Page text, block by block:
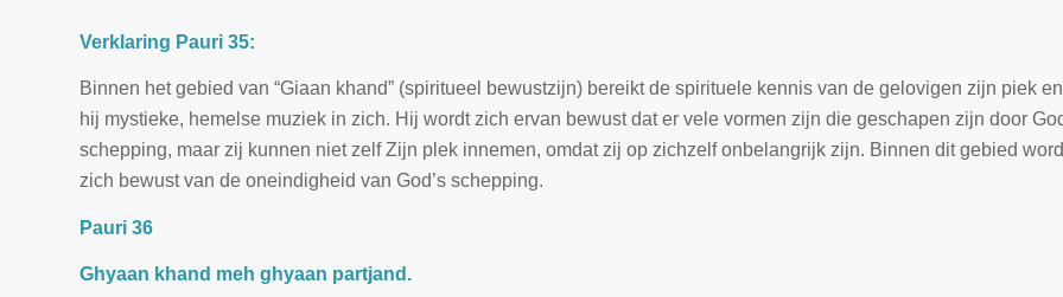
Verklaring Pauri 35:
Binnen het gebied van “Giaan khand” (spiritueel bewustzijn) bereikt de spirituele kennis van de gelovigen zijn piek
hij mystieke, hemelse muziek in zich. Hij wordt zich ervan bewust dat er vele vormen zijn die geschapen zijn door
schepping, maar zij kunnen niet zelf Zijn plek innemen, omdat zij op zichzelf onbelangrijk zijn. Binnen dit gebied
zich bewust van de oneindigheid van God’s schepping.
Pauri 36
Ghyaan khand meh ghyaan partjand.